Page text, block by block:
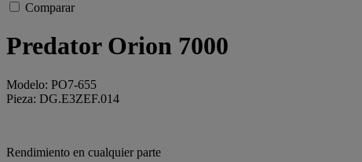
Comparar
Predator Orion 7000
Modelo: PO7-655
Pieza: DG.E3ZEF.014
Rendimiento en cualquier parte